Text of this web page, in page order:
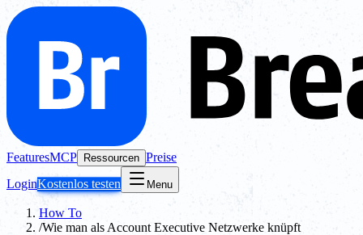
FeaturesMCP Ressourcen Preise
LoginKostenlos testen Menu
How To
/Wie man als Account Executive Netzwerke knüpft